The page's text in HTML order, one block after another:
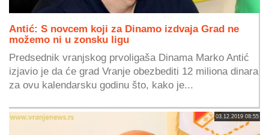
Antić: S novcem koji za Dinamo izdvaja Grad ne
možemo ni u zonsku ligu
Predsednik vranjskog prvoligaša Dinama Marko Antić
izjavio je da će grad Vranje obezbediti 12 miliona dinara
za ovu kalendarsku godinu što, kako je...
03.12.2019 08:55